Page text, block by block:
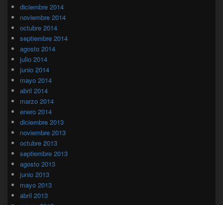
diciembre 2014
noviembre 2014
octubre 2014
septiembre 2014
agosto 2014
julio 2014
junio 2014
mayo 2014
abril 2014
marzo 2014
enero 2014
diciembre 2013
noviembre 2013
octubre 2013
septiembre 2013
agosto 2013
junio 2013
mayo 2013
abril 2013